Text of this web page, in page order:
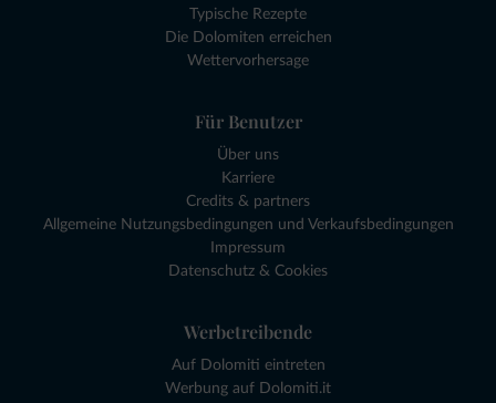
Typische Rezepte
Die Dolomiten erreichen
Wettervorhersage
Für Benutzer
Über uns
Karriere
Credits & partners
Allgemeine Nutzungsbedingungen und Verkaufsbedingungen
Impressum
Datenschutz & Cookies
Werbetreibende
Auf Dolomiti eintreten
Werbung auf Dolomiti.it